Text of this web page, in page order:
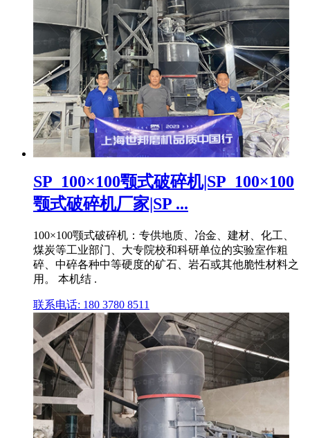
SP_100×100颚式破碎机|SP_100×100
颚式破碎机厂家|SP ...
100×100颚式破碎机：专供地质、冶金、建材、化工、
煤炭等工业部门、大专院校和科研单位的实验室作粗
碎、中碎各种中等硬度的矿石、岩石或其他脆性材料之
用。 本机结 .
联系电话: 180 3780 8511